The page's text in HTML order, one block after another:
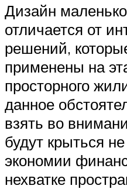
Дизайн
отличается от
решений,
применены на
просторного
данное
взять во
будут крыться
экономии
нехватке